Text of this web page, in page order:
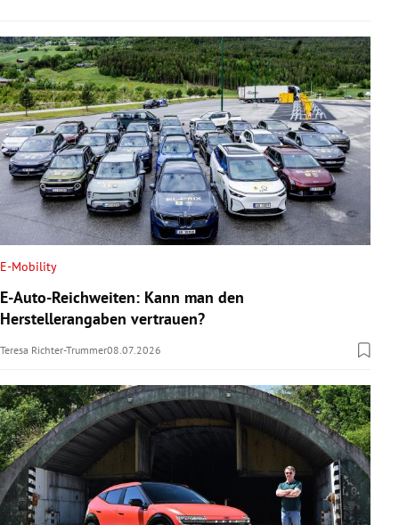
Untermenü
Untermenü
E-Mobility
E-Auto-Reichweiten: Kann man den
Herstellerangaben vertrauen?
Teresa Richter-Trummer08.07.2026